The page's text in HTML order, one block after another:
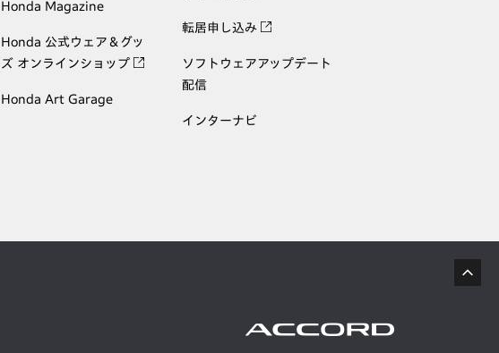
Honda Magazine
Honda 公式ウェア＆グッ
ズ オンラインショップ
Honda Art Garage
転居申し込み
ソフトウェアアップデート
配信
インターナビ